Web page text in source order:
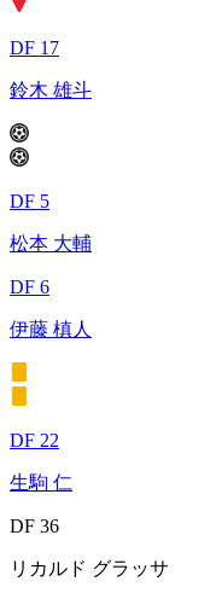
DF 17
鈴木 雄斗
DF 5
松本 大輔
DF 6
伊藤 槙人
DF 22
生駒 仁
DF 36
リカルド グラッサ